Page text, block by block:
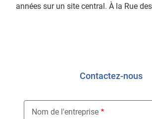
années sur un site central. À la Rue
Contactez-nous
Nom de l'entreprise